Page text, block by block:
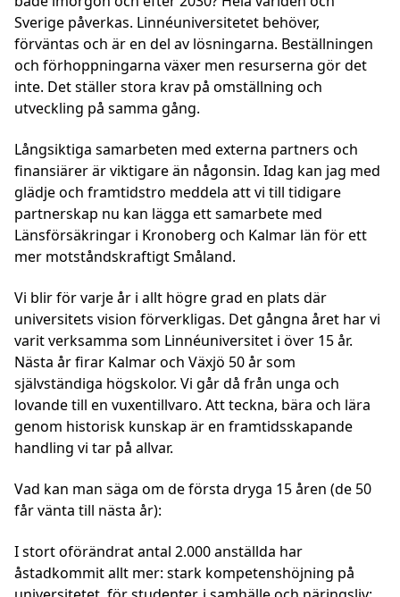
Sverige påverkas. Linnéuniversitetet behöver,
förväntas och är en del av lösningarna. Beställningen
och förhoppningarna växer men resurserna gör det
inte. Det ställer stora krav på omställning och
utveckling på samma gång.
Långsiktiga samarbeten med externa partners och
finansiärer är viktigare än någonsin. Idag kan jag med
glädje och framtidstro meddela att vi till tidigare
partnerskap nu kan lägga ett samarbete med
Länsförsäkringar i Kronoberg och Kalmar län för ett
mer motståndskraftigt Småland.
Vi blir för varje år i allt högre grad en plats där
universitets vision förverkligas. Det gångna året har vi
varit verksamma som Linnéuniversitet i över 15 år.
Nästa år firar Kalmar och Växjö 50 år som
självständiga högskolor. Vi går då från unga och
lovande till en vuxentillvaro. Att teckna, bära och lära
genom historisk kunskap är en framtidsskapande
handling vi tar på allvar.
Vad kan man säga om de första dryga 15 åren (de 50
får vänta till nästa år):
I stort oförändrat antal 2.000 anställda har
åstadkommit allt mer: stark kompetenshöjning på